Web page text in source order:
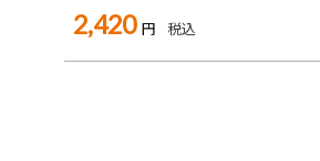
2,420 税込